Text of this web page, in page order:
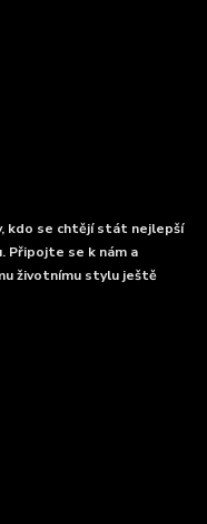
kdo se chtějí stát nejlepší
Připojte se k nám a
životnímu stylu ještě